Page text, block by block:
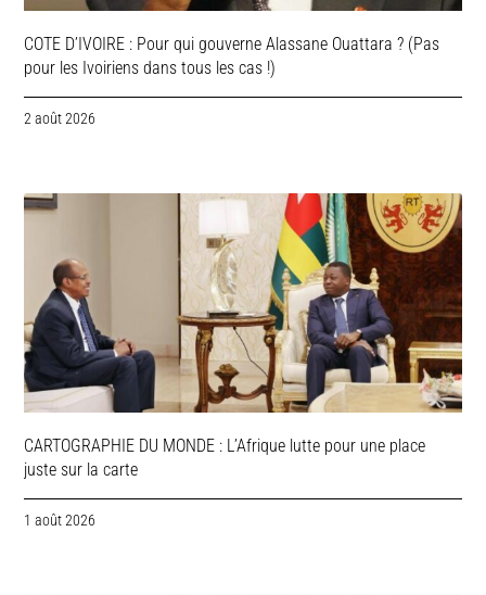
COTE D’IVOIRE : Pour qui gouverne Alassane Ouattara ? (Pas
pour les Ivoiriens dans tous les cas !)
2 août 2026
CARTOGRAPHIE DU MONDE : L’Afrique lutte pour une place
juste sur la carte
1 août 2026